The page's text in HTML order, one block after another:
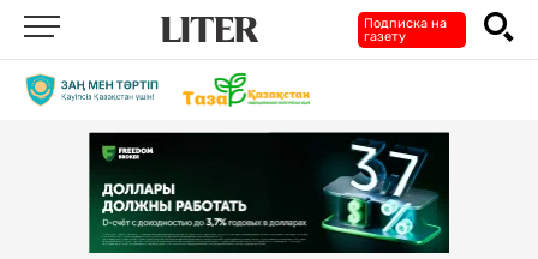
Подписка на
газету